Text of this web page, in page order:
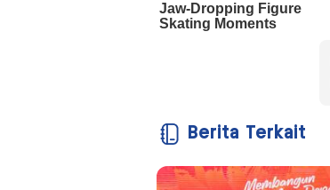
Berita Terkait